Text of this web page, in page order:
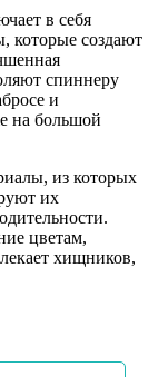
в себя
которые создают
спиннеру
и
на большой
из которых
их
цветам,
хищников,